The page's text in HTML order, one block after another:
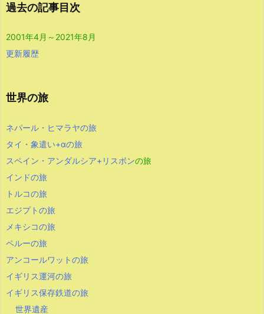
過去の記事目次
2001年4月～2021年8月
更新履歴
世界の旅
ネパール・ヒマラヤの旅
タイ・象遣い+αの旅
スペイン・アンダルシア+リスボンの旅
インドの旅
トルコの旅
エジプトの旅
メキシコの旅
ペルーの旅
アンコールワットの旅
イギリス運河の旅
イギリス保存鉄道の旅
世界遺産